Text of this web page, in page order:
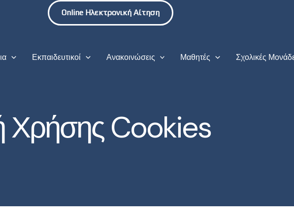
Online Ηλεκτρονική Αίτηση
Εκπαιδευτικοί Ανακοινώσεις Μαθητές Σχολικές
Χρήσης Cookies